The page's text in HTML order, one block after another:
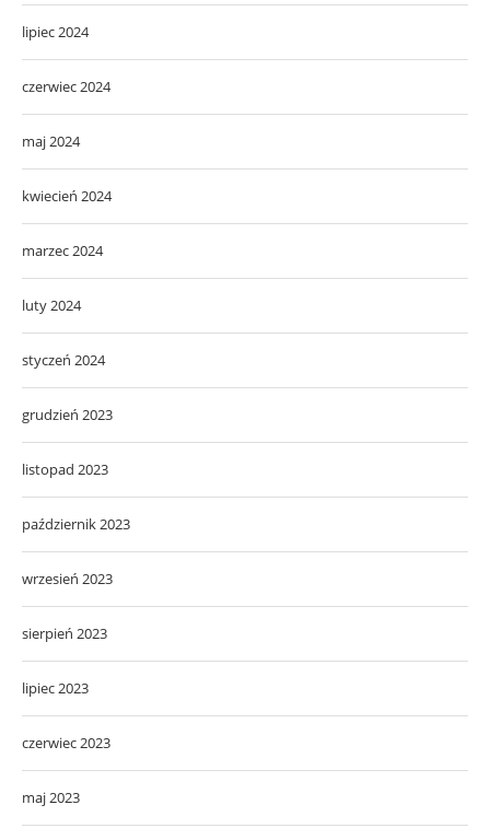
lipiec 2024
czerwiec 2024
maj 2024
kwiecień 2024
marzec 2024
luty 2024
styczeń 2024
grudzień 2023
listopad 2023
październik 2023
wrzesień 2023
sierpień 2023
lipiec 2023
czerwiec 2023
maj 2023